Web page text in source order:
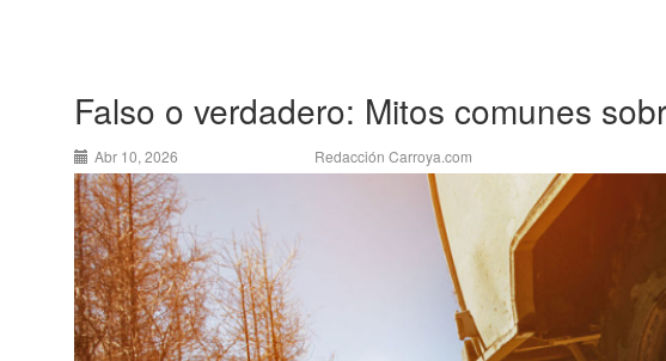
Falso o verdadero: Mitos comunes
Abr 10, 2026 Redacción Carroya.com